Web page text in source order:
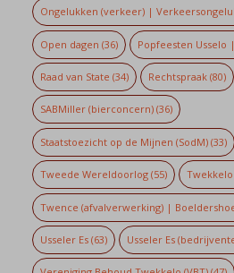
Ongelukken (verkeer) |
Open dagen (36) Popfeesten
Raad van State (34) Rechtspraak (80)
SABMiller (bierconcern)(36)
Staatstoezicht op de Mijnen (SodM)(33)
Tweede Wereldoorlog(55) Twekkelo
Twence (afvalverwerking) |
Usseler Es(63) Usseler Es